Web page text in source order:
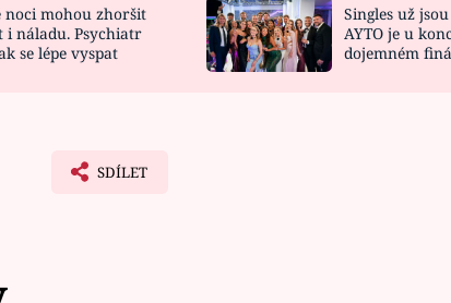
ZAHRADA
DESIGN
noci mohou zhoršit
i náladu. Psychiatr
se lépe vyspat
Singles už
AYTO je u
dojemném
SDÍLET